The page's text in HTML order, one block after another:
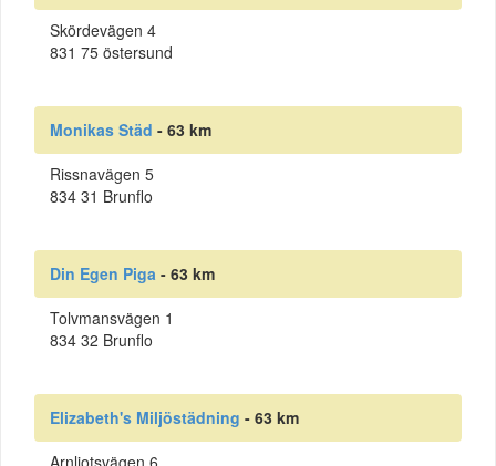
Skördevägen 4
831 75 östersund
Monikas Städ - 63 km
Rissnavägen 5
834 31 Brunflo
Din Egen Piga - 63 km
Tolvmansvägen 1
834 32 Brunflo
Elizabeth's Miljöstädning - 63 km
Arnljotsvägen 6